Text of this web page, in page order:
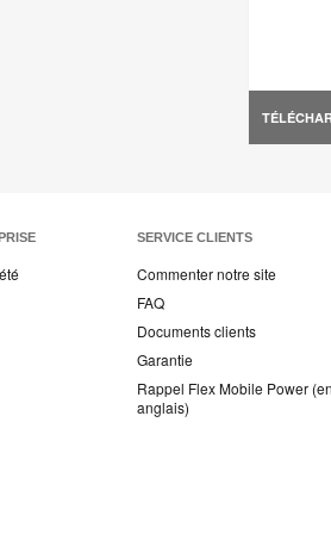
SERVICE CLIENTS
Commenter notre site
FAQ
Documents clients
Garantie
Rappel Flex Mobile Power (en
anglais)